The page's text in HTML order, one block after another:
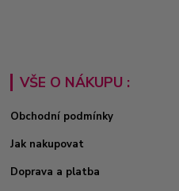
VŠE O NÁKUPU :
Obchodní podmínky
Jak nakupovat
Doprava a platba